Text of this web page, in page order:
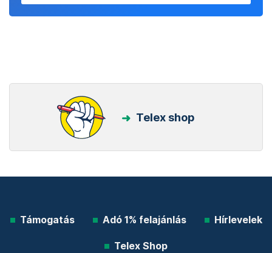
Telex shop
Támogatás Adó 1% felajánlás Hírlevelek
Telex Shop